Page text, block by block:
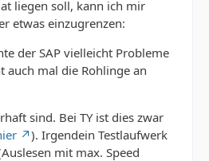
liegen soll, kann ich mir
etwas einzugrenzen:
der SAP vielleicht Probleme
auch mal die Rohlinge an
sind. Bei TY ist dies zwar
). Irgendein Testlaufwerk
mit max. Speed